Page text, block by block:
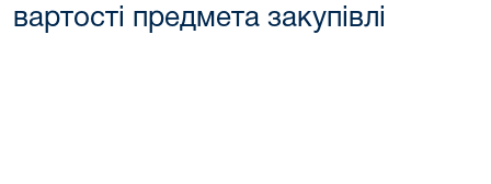
вартості предмета закупівлі